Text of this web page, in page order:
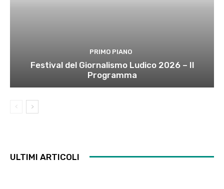
PRIMO PIANO
Festival del Giornalismo Ludico 2026 – Il
Programma
ULTIMI ARTICOLI